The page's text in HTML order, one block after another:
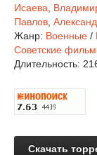
Исаева
Павлов
Жанр: Военные /
Советские
Длительность:
Скачать